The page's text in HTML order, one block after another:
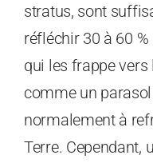
stratus, sont
réfléchir 30 à 60
qui les frappe vers
comme un
normalement à
Terre. Cependant,